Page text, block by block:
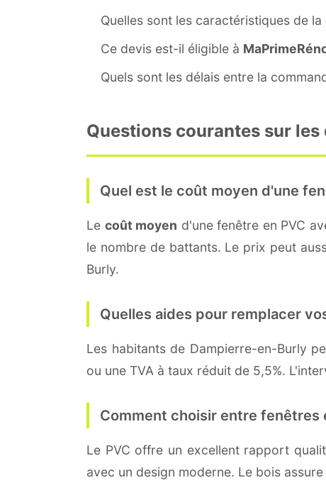
Quelles sont les caractéristiques de la
Ce devis est-il éligible à
Quels sont les délais entre la
Questions courantes sur
Quel est le coût moyen d'une
Le coût moyen d'une fenêtre en PVC
le nombre de battants. Le prix peut
Burly.
Quelles aides pour remplacer
Les habitants de Dampierre-en-Burly
ou une TVA à taux réduit de 5,5%.
Comment choisir entre fenêtres
Le PVC offre un excellent rapport
avec un design moderne. Le bois